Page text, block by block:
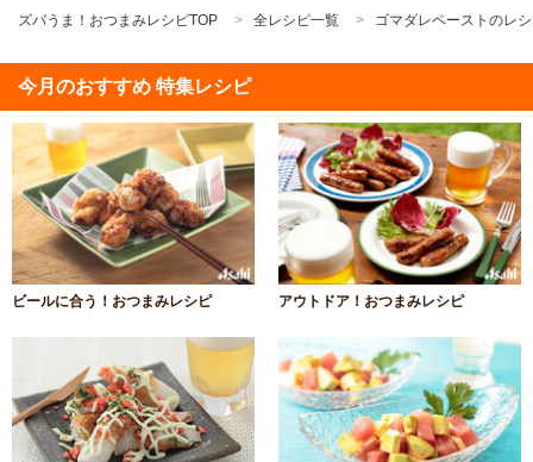
ズバうま！おつまみレシピTOP 全レシピ一覧 ゴマダレペーストのレ
今月のおすすめ 特集レシピ
ビールに合う！おつまみレシピ アウトドア！おつまみレシピ